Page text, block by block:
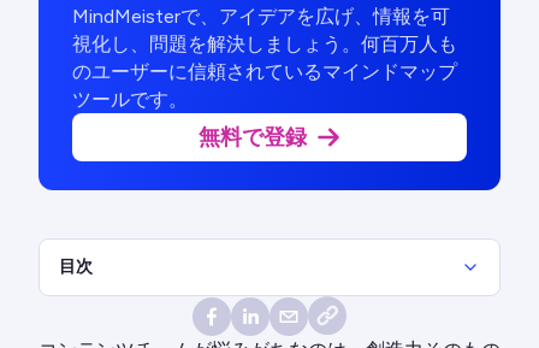
MindMeisterで、アイデアを広げ、情報を可
視化し、問題を解決しましょう。何百万人も
のユーザーに信頼されているマインドマップ
ツールです。
無料で登録
目次